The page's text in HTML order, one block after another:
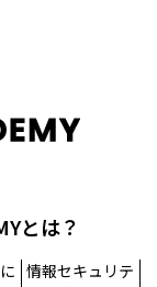
とは？
情報セキュリテ